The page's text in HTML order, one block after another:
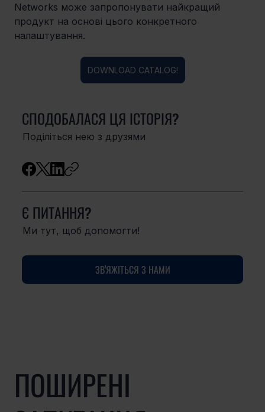
Networks може запропонувати найкращий
продукт на основі цього конкретного
налаштування.
DOWNLOAD CATALOG!
СПОДОБАЛАСЯ ЦЯ ІСТОРІЯ?
Поділіться нею з друзями
Є ПИТАННЯ?
Ми тут, щоб допомогти!
ЗВ'ЯЖІТЬСЯ З НАМИ
ПОШИРЕНІ